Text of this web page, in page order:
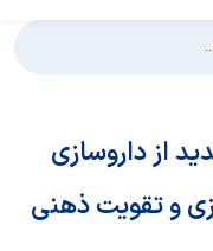
از داروسازی
و تقویت ذهنی